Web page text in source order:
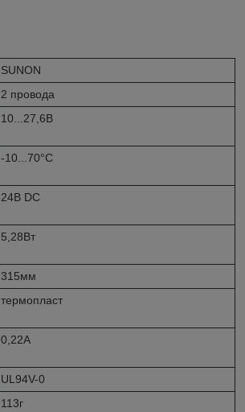
SUNON
2 провода
10...27,6В
-10...70°C
24В DC
5,28Вт
315мм
термопласт
0,22А
UL94V-0
113г